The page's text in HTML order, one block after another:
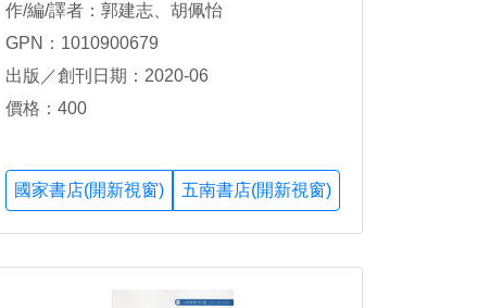
作/編/譯者：郭建志、胡佩怡
GPN：1010900679
出版／創刊日期：2020-06
價格：400
國家書店(開新視窗) 五南書店(開新視窗)